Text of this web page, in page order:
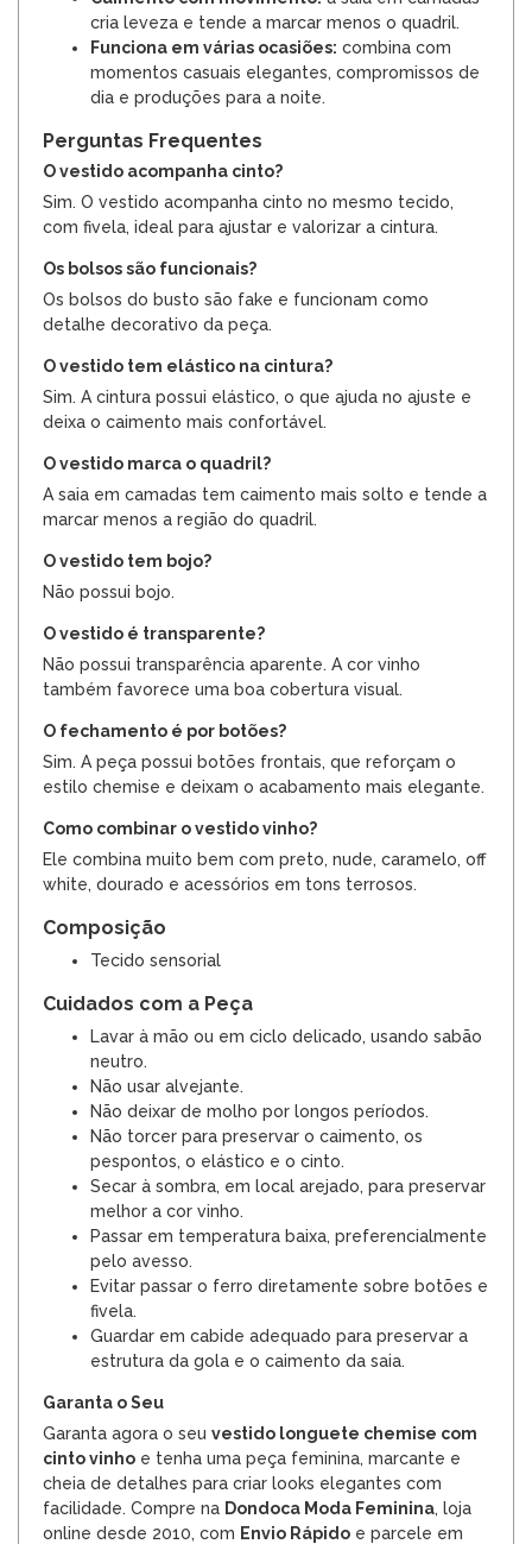
cria leveza e tende a marcar menos o quadril.
Funciona em várias ocasiões: combina com
momentos casuais elegantes, compromissos de
dia e produções para a noite.
Perguntas Frequentes
O vestido acompanha cinto?
Sim. O vestido acompanha cinto no mesmo tecido,
com fivela, ideal para ajustar e valorizar a cintura.
Os bolsos são funcionais?
Os bolsos do busto são fake e funcionam como
detalhe decorativo da peça.
O vestido tem elástico na cintura?
Sim. A cintura possui elástico, o que ajuda no ajuste e
deixa o caimento mais confortável.
O vestido marca o quadril?
A saia em camadas tem caimento mais solto e tende a
marcar menos a região do quadril.
O vestido tem bojo?
Não possui bojo.
O vestido é transparente?
Não possui transparência aparente. A cor vinho
também favorece uma boa cobertura visual.
O fechamento é por botões?
Sim. A peça possui botões frontais, que reforçam o
estilo chemise e deixam o acabamento mais elegante.
Como combinar o vestido vinho?
Ele combina muito bem com preto, nude, caramelo, off
white, dourado e acessórios em tons terrosos.
Composição
Tecido sensorial
Cuidados com a Peça
Lavar à mão ou em ciclo delicado, usando sabão
neutro.
Não usar alvejante.
Não deixar de molho por longos períodos.
Não torcer para preservar o caimento, os
pespontos, o elástico e o cinto.
Secar à sombra, em local arejado, para preservar
melhor a cor vinho.
Passar em temperatura baixa, preferencialmente
pelo avesso.
Evitar passar o ferro diretamente sobre botões e
fivela.
Guardar em cabide adequado para preservar a
estrutura da gola e o caimento da saia.
Garanta o Seu
Garanta agora o seu vestido longuete chemise com
cinto vinho e tenha uma peça feminina, marcante e
cheia de detalhes para criar looks elegantes com
facilidade. Compre na Dondoca Moda Feminina, loja
online desde 2010, com Envio Rápido e parcele em